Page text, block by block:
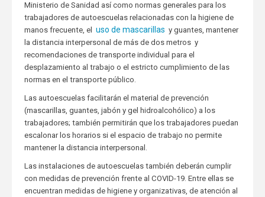
Ministerio de Sanidad así como normas generales para los
trabajadores de autoescuelas relacionadas con la higiene de
manos frecuente, el uso de mascarillas y guantes, mantener
la distancia interpersonal de más de dos metros y
recomendaciones de transporte individual para el
desplazamiento al trabajo o el estricto cumplimiento de las
normas en el transporte público.
Las autoescuelas facilitarán el material de prevención
(mascarillas, guantes, jabón y gel hidroalcohólico) a los
trabajadores; también permitirán que los trabajadores puedan
escalonar los horarios si el espacio de trabajo no permite
mantener la distancia interpersonal.
Las instalaciones de autoescuelas también deberán cumplir
con medidas de prevención frente al COVID-19. Entre ellas se
encuentran medidas de higiene y organizativas, de atención al